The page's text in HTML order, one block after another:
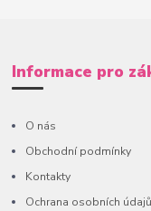
Informace pro
O nás
Obchodní podmínky
Kontakty
Ochrana osobních údajů